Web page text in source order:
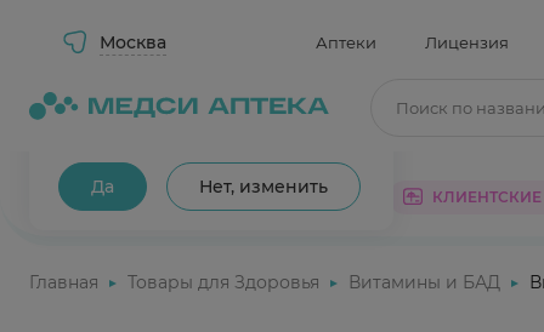
Москва
Ваш город Москва?
Да Нет, изменить
Аптеки Лицензия
Поиск по
КАТАЛОГ АКЦИИ
Главная Товары для Здоровья Витамины и БАД